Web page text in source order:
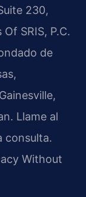
230,
SRIS, P.C.
de
Llame al
consulta.
Without